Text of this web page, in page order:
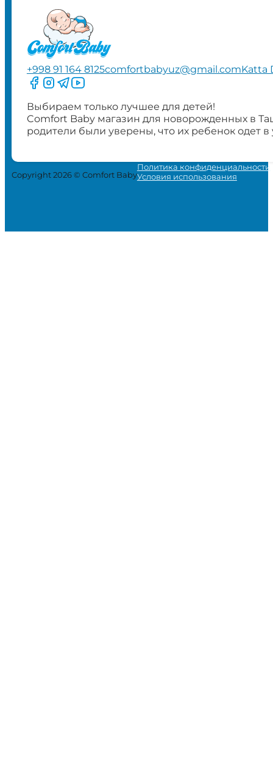
+998 91 164 8125comfortbabyuz@gmail.comKatta
Следите за нами на Facebook
Следите за нами в Instagram
Следите за нами в Telegram
Следите за нами в YouTube
Выбираем только лучшее для детей!
Comfort Baby магазин для новорожденных в
родители были уверены, что их ребенок одет
Copyright 2026 © Comfort Baby
Политика конфиденциальности
Условия использования